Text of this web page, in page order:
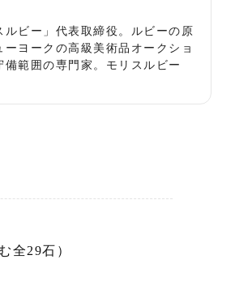
ビー」代表取締役。ルビーの原
ヨークの高級美術品オークショ
範囲の専門家。モリスルビー
全29石）